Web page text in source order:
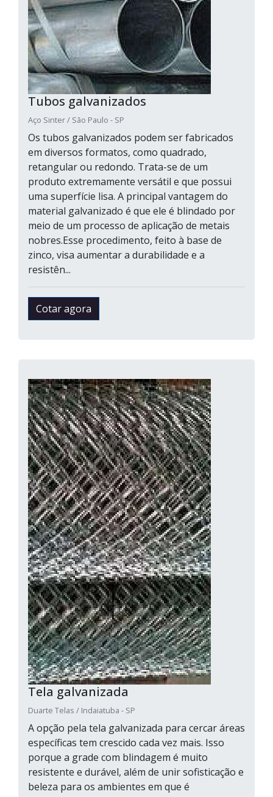
Tubos galvanizados
Aço Sinter / São Paulo - SP
Os tubos galvanizados podem ser fabricados
em diversos formatos, como quadrado,
retangular ou redondo. Trata-se de um
produto extremamente versátil e que possui
uma superfície lisa. A principal vantagem do
material galvanizado é que ele é blindado por
meio de um processo de aplicação de metais
nobres.Esse procedimento, feito à base de
zinco, visa aumentar a durabilidade e a
resistên...
Cotar agora
Tela galvanizada
Duarte Telas / Indaiatuba - SP
A opção pela tela galvanizada para cercar áreas
específicas tem crescido cada vez mais. Isso
porque a grade com blindagem é muito
resistente e durável, além de unir sofisticação e
beleza para os ambientes em que é